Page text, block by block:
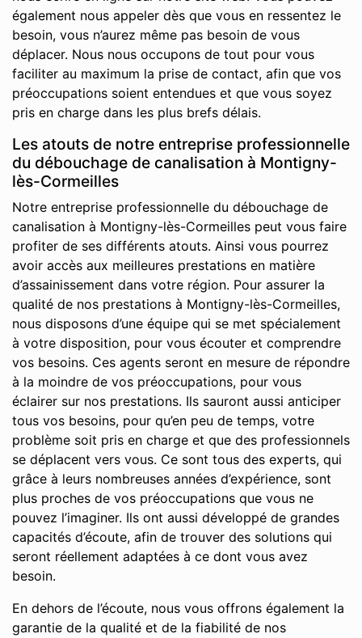
également nous appeler dès que vous en ressentez le
besoin, vous n’aurez même pas besoin de vous
déplacer. Nous nous occupons de tout pour vous
faciliter au maximum la prise de contact, afin que vos
préoccupations soient entendues et que vous soyez
pris en charge dans les plus brefs délais.
Les atouts de notre entreprise professionnelle
du débouchage de canalisation à Montigny-
lès-Cormeilles
Notre entreprise professionnelle du débouchage de
canalisation à Montigny-lès-Cormeilles peut vous faire
profiter de ses différents atouts. Ainsi vous pourrez
avoir accès aux meilleures prestations en matière
d’assainissement dans votre région. Pour assurer la
qualité de nos prestations à Montigny-lès-Cormeilles,
nous disposons d’une équipe qui se met spécialement
à votre disposition, pour vous écouter et comprendre
vos besoins. Ces agents seront en mesure de répondre
à la moindre de vos préoccupations, pour vous
éclairer sur nos prestations. Ils sauront aussi anticiper
tous vos besoins, pour qu’en peu de temps, votre
problème soit pris en charge et que des professionnels
se déplacent vers vous. Ce sont tous des experts, qui
grâce à leurs nombreuses années d’expérience, sont
plus proches de vos préoccupations que vous ne
pouvez l’imaginer. Ils ont aussi développé de grandes
capacités d’écoute, afin de trouver des solutions qui
seront réellement adaptées à ce dont vous avez
besoin.
En dehors de l’écoute, nous vous offrons également la
garantie de la qualité et de la fiabilité de nos